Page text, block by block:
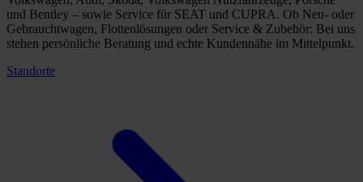
und Bentley – sowie Service für SEAT und CUPRA. Ob Neu- oder
Gebrauchtwagen, Flottenlösungen oder Service & Zubehör: Bei uns
stehen persönliche Beratung und echte Kundennähe im Mittelpunkt.
Standorte